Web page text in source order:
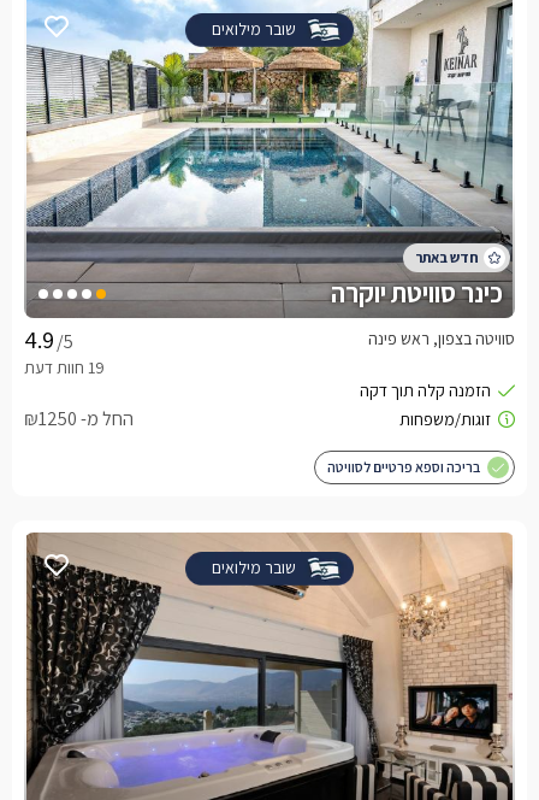
שובר מילואים
כינר סוויטת יוקרה
/5 סוויטה בצפון, ראש פינה
החל מ- ₪1250
בריכה וספא פרטיים לסוויטה
שובר מילואים